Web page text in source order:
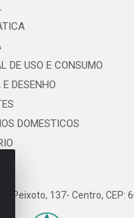
DE USO E CONSUMO
DESENHO
DOMESTICOS
Peixoto, 137- Centro, CEP: